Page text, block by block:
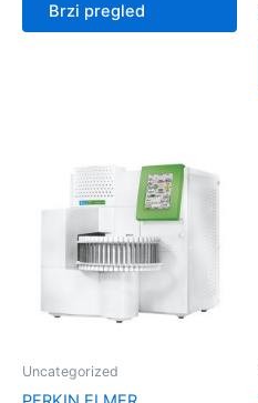
Brzi pregled
Uncategorized